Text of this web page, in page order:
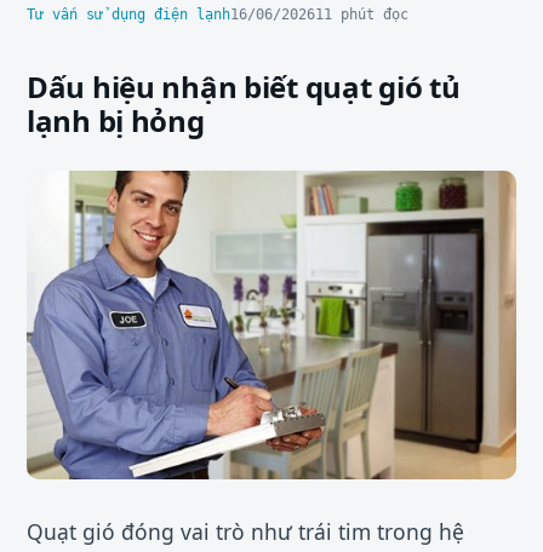
Tư vấn sử dụng điện lạnh16/06/202611 phút đọc
Dấu hiệu nhận biết quạt gió tủ
lạnh bị hỏng
Quạt gió đóng vai trò như trái tim trong hệ